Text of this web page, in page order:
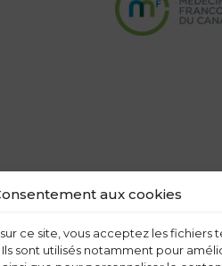
aux cookies
ce site, vous acceptez les fichiers
sont utilisés notamment pour